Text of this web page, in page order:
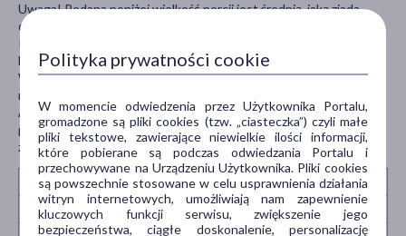
Uwaga! Podana poniżej wielkość porcji jest średnią, jaką zjada
dziecko w danym wieku zależnie od indywidualnych potrzeb.
Różnice mogą dotyczyć również liczby posiłków. Zawsze
konsultuj ilość posiłków z lekarzem prowadzącym.
W tym wieku dieta dziecka powinna również zawierać posiłki inne
niż mleko.
Aby utrzymać odpowiednią ilość żywych kultur bakterii,
przegotowana woda powinna być ostudzona do temperatury
zbliżonej do temperatury ciała (ok. 37°C).
powyżej 24. miesiąca
ilość wody w porcji
210 ml
Polityka prywatności cookie
W momencie odwiedzenia przez Użytkownika Portalu,
gromadzone są pliki cookies (tzw. „ciasteczka”) czyli małe
pliki tekstowe, zawierające niewielkie ilości informacji,
które pobierane są podczas odwiedzania Portalu i
przechowywane na Urządzeniu Użytkownika. Pliki cookies
są powszechnie stosowane w celu usprawnienia działania
witryn internetowych, umożliwiają nam zapewnienie
kluczowych funkcji serwisu, zwiększenie jego
bezpieczeństwa, ciągłe doskonalenie, personalizację